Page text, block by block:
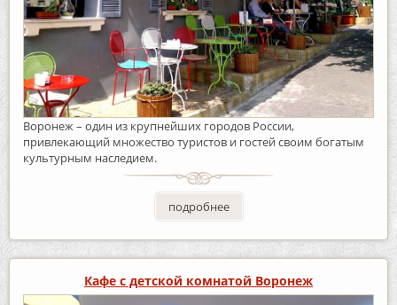
Воронеж – один из крупнейших городов России,
привлекающий множество туристов и гостей своим богатым
культурным наследием.
подробнее
Кафе с детской комнатой Воронеж